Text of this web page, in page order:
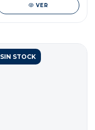
VER
SIN STOCK